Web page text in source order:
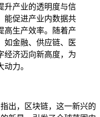
升产业的透明度与信
能促进产业内数据共
高生产效率。随着产
如金融、供应链、医
经济迈向新高度，为
力。
出，区块链，这一新兴的